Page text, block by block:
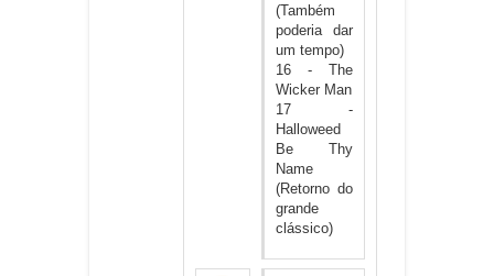
(Também
poderia dar
um tempo)
16 - The
Wicker Man
17 -
Halloweed
Be Thy
Name
(Retorno do
grande
clássico)